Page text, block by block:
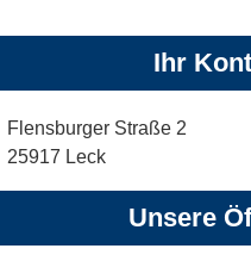
Ihr
Flensburger Straße 2
25917 Leck
Unsere